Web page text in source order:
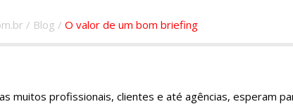
/ Blog /O valor de um bom briefing
muitos profissionais, clientes e até agências, esperam